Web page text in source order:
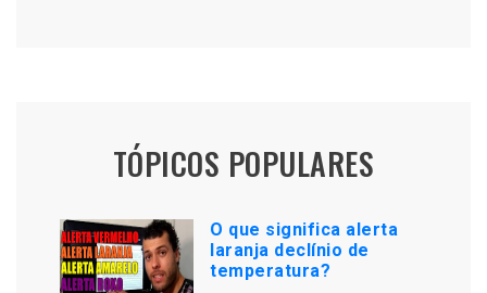
TÓPICOS POPULARES
O que significa alerta
laranja declínio de
temperatura?